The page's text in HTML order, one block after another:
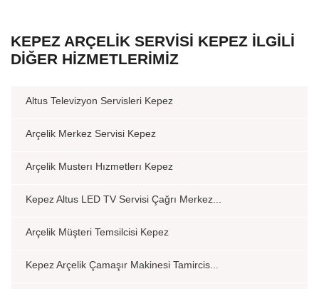
KEPEZ ARÇELIK SERVISI KEPEZ İLGILI
DIĞER HIZMETLERIMIZ
Altus Televizyon Servisleri Kepez
Arçelik Merkez Servisi Kepez
Arçelik Musterı Hızmetlerı Kepez
Kepez Altus LED TV Servisi Çağrı Merkez...
Arçelik Müşteri Temsilcisi Kepez
Kepez Arçelik Çamaşır Makinesi Tamircis...